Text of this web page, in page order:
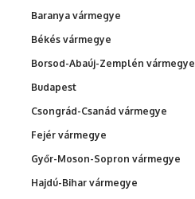
Baranya vármegye
Békés vármegye
Borsod-Abaúj-Zemplén vármegye
Budapest
Csongrád-Csanád vármegye
Fejér vármegye
Győr-Moson-Sopron vármegye
Hajdú-Bihar vármegye